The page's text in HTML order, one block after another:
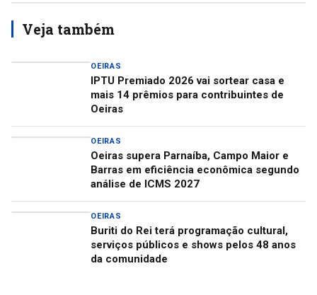
Veja também
OEIRAS
IPTU Premiado 2026 vai sortear casa e
mais 14 prêmios para contribuintes de
Oeiras
OEIRAS
Oeiras supera Parnaíba, Campo Maior e
Barras em eficiência econômica segundo
análise de ICMS 2027
OEIRAS
Buriti do Rei terá programação cultural,
serviços públicos e shows pelos 48 anos
da comunidade